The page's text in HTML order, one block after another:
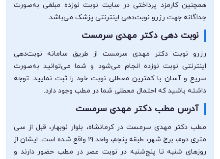
همچنین کارمزد پرداختی در سایت نوبت نوزده مبلغی به‌صورت
جداگانه جهت رزرو نوبت‌دهی اینترنتی پزشک می‌باشد.
نوبت دهی دکتر مهدی سرمست
رزرو نوبت دکتر مهدی سرمست از طریق سامانه نوبت‌دهی
اینترنتی نوبت نوزده انجام می‌شود و شما می‌توانید به‌صورت
سریع و آسان با کمترین معطلی نوبت خود را ثبت نمایید. توجه
داشته باشید که احتمال معطلی شما در مطب وجود دارد.
آدرس مطب دکتر مهدی سرمست
مطب دکتر مهدی سرمست در کرمانشاه، بلوار نوبهار، قبل از سی
متری دوم، برج شهر، طبقه پنجم، واحد ۱۹ واقع شده است. ایشان از
روزهای شنبه تا پنج‌شنبه در نوبت عصر در مطب حضور دارند و